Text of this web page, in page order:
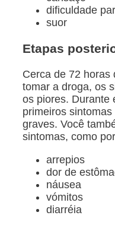
dificuldade
suor
Etapas
Cerca de 72 horas
tomar a droga, os
os piores. Durante
primeiros
graves. Você
sintomas, como
arrepios
dor de
náusea
vómitos
diarréia